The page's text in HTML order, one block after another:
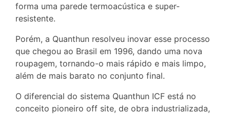
forma uma parede termoacústica e super-
resistente.
Porém, a Quanthun resolveu inovar esse processo
que chegou ao Brasil em 1996, dando uma nova
roupagem, tornando-o mais rápido e mais limpo,
além de mais barato no conjunto final.
O diferencial do sistema Quanthun ICF está no
conceito pioneiro off site, de obra industrializada,